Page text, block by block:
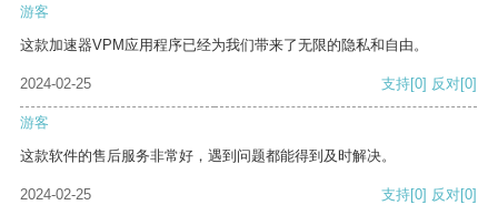
游客
这款加速器VPM应用程序已经为我们带来了无限的隐私和自由。
2024-02-25 支持[0] 反对[0]
游客
这款软件的售后服务非常好，遇到问题都能得到及时解决。
2024-02-25 支持[0] 反对[0]